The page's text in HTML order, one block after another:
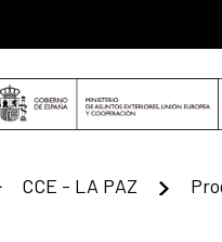
INICIO
CCE - LA PAZ